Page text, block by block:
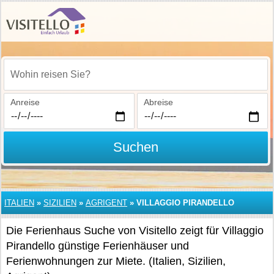
Wohin reisen Sie?
Anreise Abreise
Suchen
ITALIEN » SIZILIEN » AGRIGENT » VILLAGGIO PIRANDELLO
Die Ferienhaus Suche von Visitello zeigt für Villaggio
Pirandello günstige Ferienhäuser und
Ferienwohnungen zur Miete. (Italien, Sizilien,